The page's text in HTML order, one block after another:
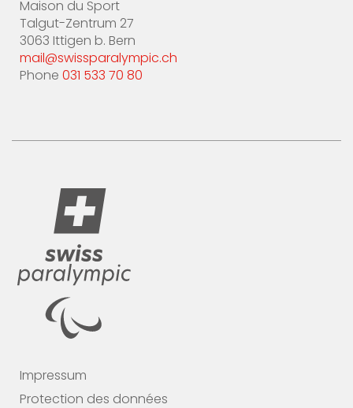
Maison du Sport
Talgut-Zentrum 27
3063 Ittigen b. Bern
mail@swissparalympic.ch
Phone 031 533 70 80
Impressum
Protection des données